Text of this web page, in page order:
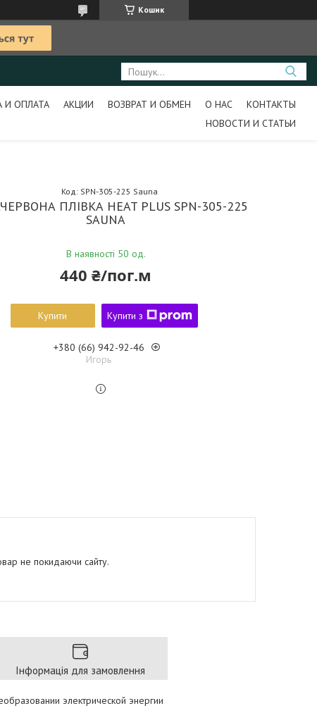
Кошик
И ОПЛАТА АКЦИИ ВОЗВРАТ И ОБМЕН О НАС
КОНТАКТЫ
НОВОСТИ И СТАТЬИ
ПЛІВКА HEAT PLUS SPN-305-225
SAUNA
В наявності 50 од.
Код: SPN-305-225 Sauna
440 ₴/пог.м
Купити Купити з
+380 (66) 942-92-46
Игорь
не покидаючи сайту.
Інформація для замовлення
электрической энергии